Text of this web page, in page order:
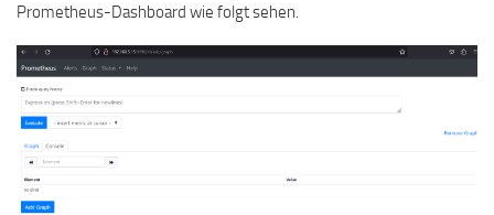
Prometheus-Dashboard wie folgt sehen.